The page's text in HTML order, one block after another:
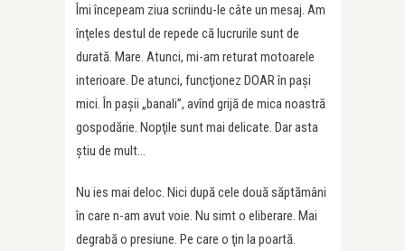
Îmi începeam ziua scriindu-le câte un mesaj. Am
înţeles destul de repede că lucrurile sunt de
durată. Mare. Atunci, mi-am returat motoarele
interioare. De atunci, funcţionez DOAR în paşi
mici. În paşii „banali”, avînd grijă de mica noastră
gospodărie. Nopţile sunt mai delicate. Dar asta
ştiu de mult…
Nu ies mai deloc. Nici după cele două săptămâni
în care n-am avut voie. Nu simt o eliberare. Mai
degrabă o presiune. Pe care o ţin la poartă.